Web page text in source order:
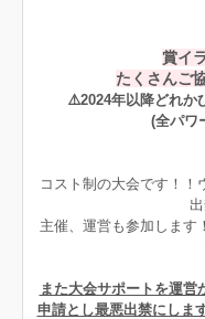
賞イ
たくさんご
⚠️2024年以降どれか
(全パワ
コスト制の大会です！！
主催、運営も参加します
また大会サポートを運
申請とし最悪出禁にしま